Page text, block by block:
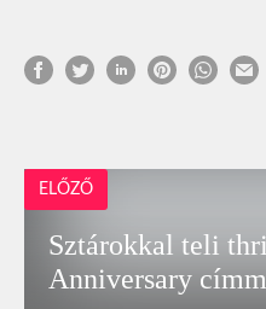
ELŐZŐ
Sztárokkal teli
Anniversary